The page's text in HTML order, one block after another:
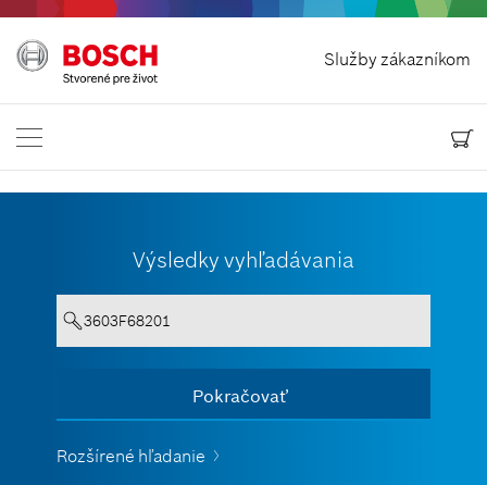
Služby zákazníkom
Odstúpit od zmluvy
Bosch Power Tools
Výsledky vyhľadávania
Pokračovať
Zobraziť všetko
Text musí obsahovať aspoň 3 znaky.
Rozšírené hľadanie